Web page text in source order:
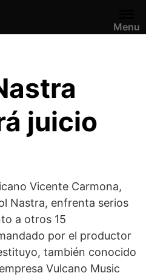
Menu
juicio
Vicente Carmona,
Nastra, enfrenta serios
a otros 15
por el productor
también conocido
Vulcano Music